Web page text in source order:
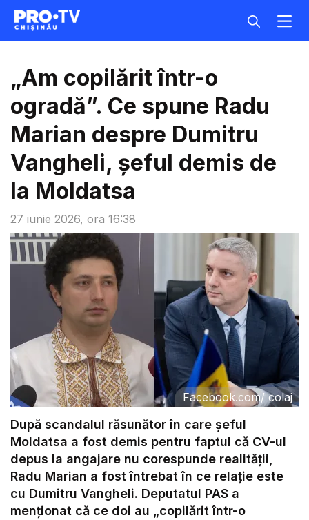
27 iunie 2026, ora 16:38
„Am copilărit într-o
ogradă”. Ce spune Radu
Marian despre Dumitru
Vangheli, șeful demis de
la Moldatsa
Facebook.com/colaj
După scandalul răsunător în care șeful
Moldatsa a fost demis pentru faptul că CV-ul
depus la angajare nu corespunde realității,
Radu Marian a fost întrebat în ce relație este
cu Dumitru Vangheli. Deputatul PAS a
menționat că ce doi au „copilărit într-o